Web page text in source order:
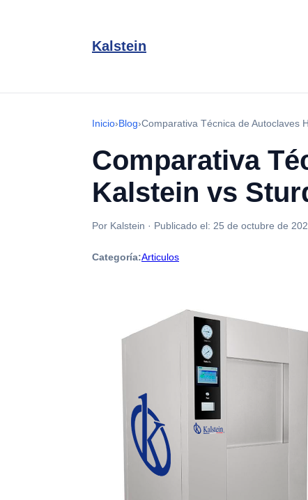
Kalstein
Inicio›Blog›Comparativa Técnica de Autoclaves
Comparativa
Kalstein vs
Por Kalstein · Publicado el: 25 de octubre de
Categoría:Articulos